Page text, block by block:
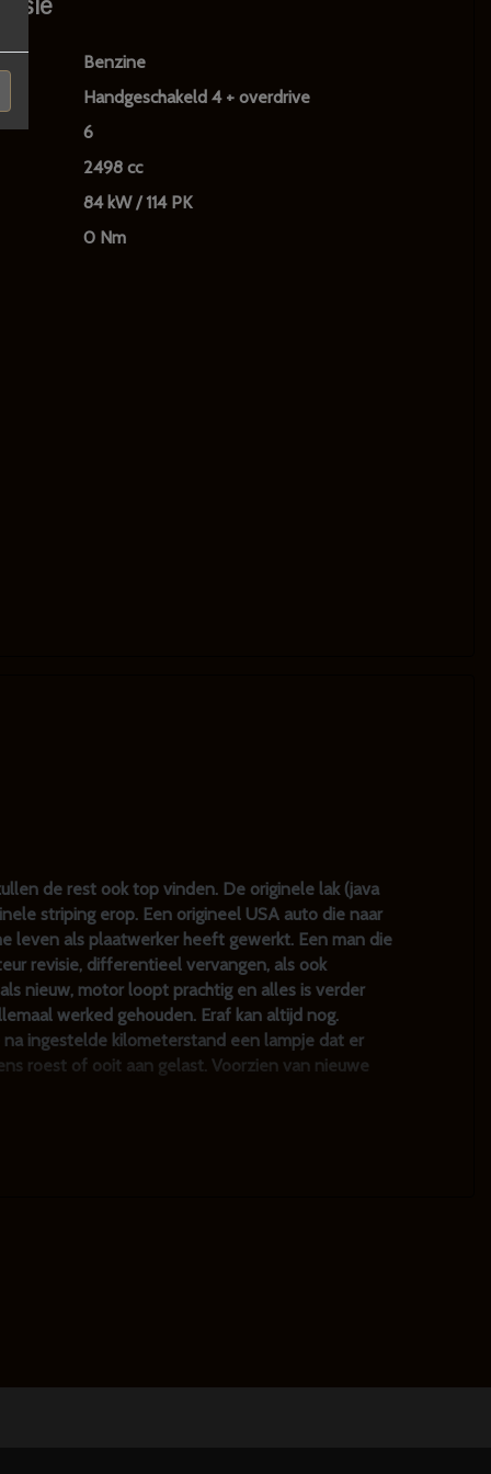
Benzine
Handgeschakeld 4 + overdrive
6
2498 cc
84 kW / 114 PK
0 Nm
de rest ook top vinden. De originele lak (java
striping erop. Een origineel USA auto die naar
leven als plaatwerker heeft gewerkt. Een man die
revisie, differentieel vervangen, als ook
nieuw, motor loopt prachtig en alles is verder
werked gehouden. Eraf kan altijd nog.
ingestelde kilometerstand een lampje dat er
roest of ooit aan gelast. Voorzien van nieuwe
technisch nagezien is.